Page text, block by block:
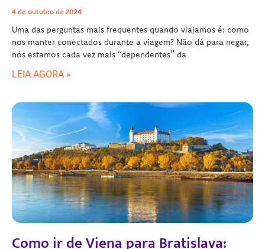
4 de outubro de 2024
Uma das perguntas mais frequentes quando viajamos é: como
nos manter conectados durante a viagem? Não dá para negar,
nós estamos cada vez mais “dependentes” da
LEIA AGORA »
Como ir de Viena para Bratislava: